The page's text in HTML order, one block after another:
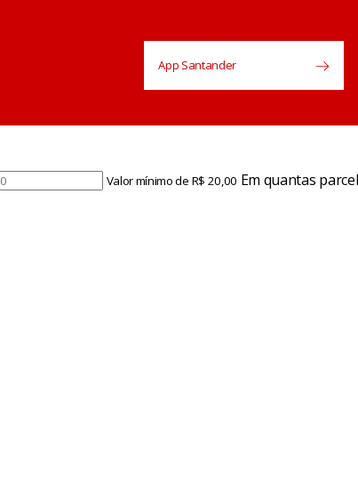
App Santander
Valor mínimo de R$ 20,00 Em quantas